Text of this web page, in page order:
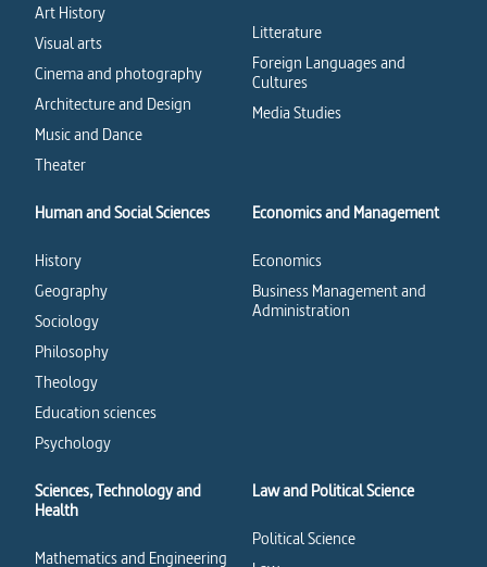
Art History
Visual arts
Cinema and photography
Architecture and Design
Music and Dance
Theater
Litterature
Foreign Languages and
Cultures
Media Studies
Human and Social Sciences
History
Geography
Sociology
Philosophy
Theology
Education sciences
Psychology
Economics and Management
Economics
Business Management and
Administration
Sciences, Technology and
Health
Mathematics and Engineering
Law and Political Science
Political Science